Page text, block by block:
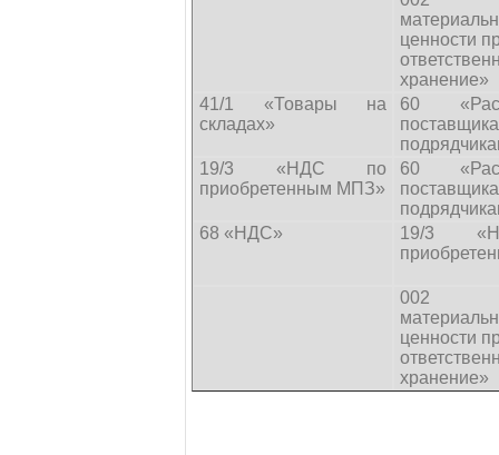
ценности
хранение»
41/1 «Товары на
складах»
60
19/3 «НДС по
приобретенным МПЗ»
60
68 «НДС»
19/3
002
ценности
хранение»